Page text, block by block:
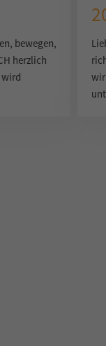
bewegen,
herzlich
wird